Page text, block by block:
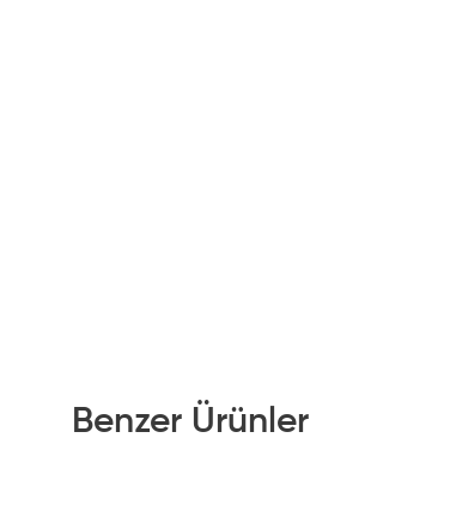
Benzer Ürünler